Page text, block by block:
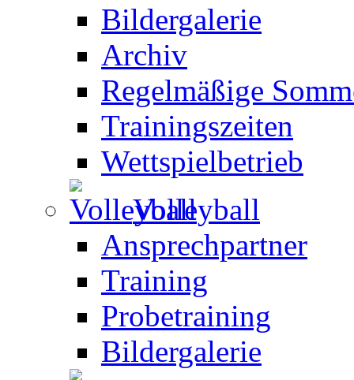
Bildergalerie
Archiv
Regelmäßige
Trainingszeiten
Wettspielbetrieb
Volleyball
Ansprechpartner
Training
Probetraining
Bildergalerie